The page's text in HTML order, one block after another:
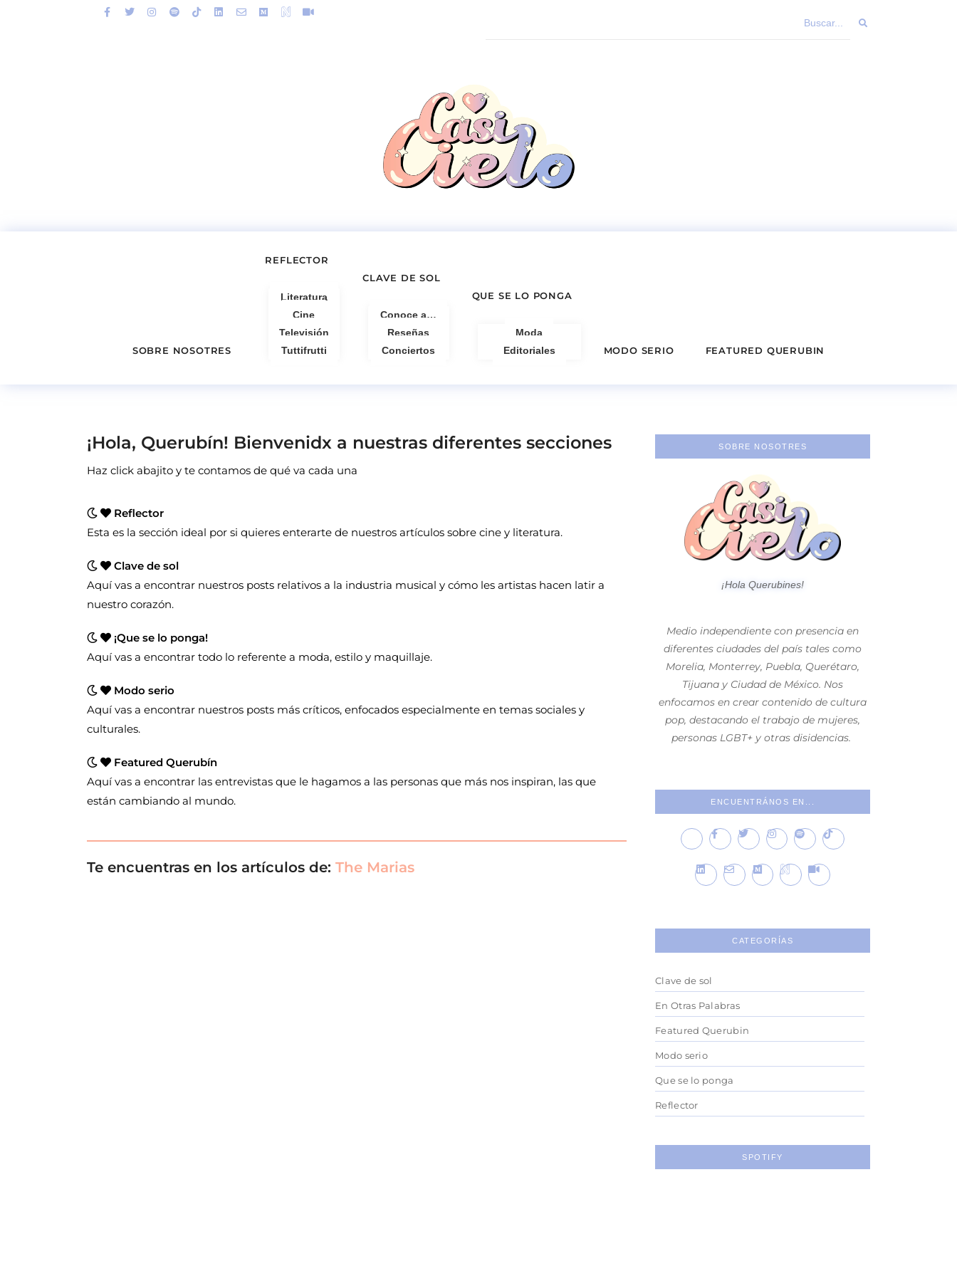
SOBRE NOSOTRES
REFLECTOR
Literatura
Cine
Televisión
Tuttifrutti
CLAVE DE SOL
Conoce a…
Reseñas
Conciertos
QUE SE LO PONGA
Moda
Editoriales
MODO SERIO FEATURED QUERUBIN
¡Hola, Querubín! Bienvenidx a nuestras diferentes secciones
Haz click abajito y te contamos de qué va cada una
Reflector
Esta es la sección ideal por si quieres enterarte de nuestros artículos sobre cine y literatura.
Clave de sol
Aquí vas a encontrar nuestros posts relativos a la industria musical y cómo les artistas hacen latir a
nuestro corazón.
¡Que se lo ponga!
Aquí vas a encontrar todo lo referente a moda, estilo y maquillaje.
Modo serio
Aquí vas a encontrar nuestros posts más críticos, enfocados especialmente en temas sociales y
culturales.
Featured Querubín
Aquí vas a encontrar las entrevistas que le hagamos a las personas que más nos inspiran, las que
están cambiando al mundo.
Te encuentras en los artículos de: The Marias
SOBRE NOSOTRES
¡Hola Querubines!
Medio independiente con presencia en
diferentes ciudades del país tales como
Morelia, Monterrey, Puebla, Querétaro,
Tijuana y Ciudad de México. Nos
enfocamos en crear contenido de cultura
pop, destacando el trabajo de mujeres,
personas LGBT+ y otras disidencias.
ENCUENTRÁNOS EN...
CATEGORÍAS
Clave de sol
En Otras Palabras
Featured Querubin
Modo serio
Que se lo ponga
Reflector
SPOTIFY